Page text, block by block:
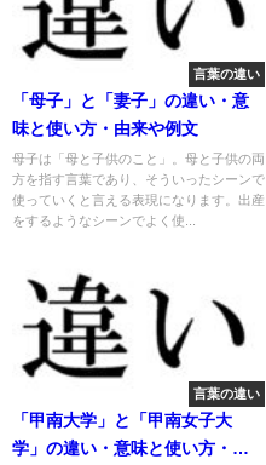
言葉の違い
「母子」と「妻子」の違い・意
味と使い方・由来や例文
母子は「母と子供のこと」。母と子供の両
方を指す言葉であり、そういったシーンで
使っていくと言える表現になります。出産
をするようなシーンでよく使...
言葉の違い
「甲南大学」と「甲南女子大
学」の違い・意味と使い方・由